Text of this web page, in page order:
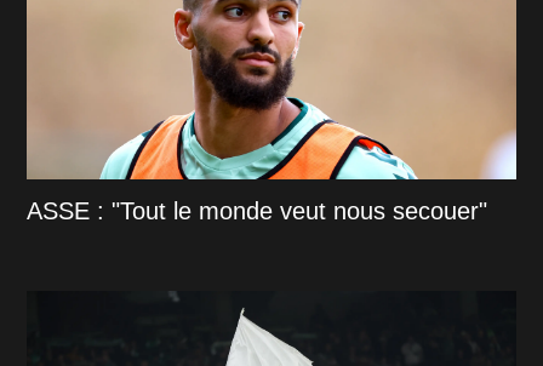
ASSE : "Tout le monde veut nous secouer"